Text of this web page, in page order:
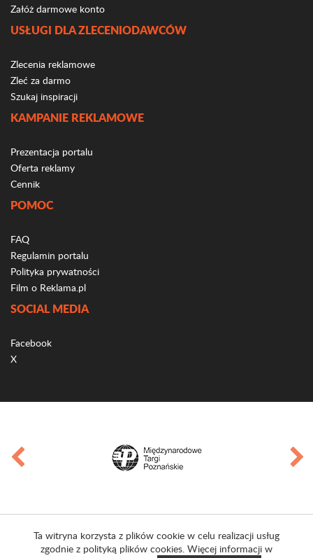
Załóż darmowe konto
USŁUGI DLA ZLECENIODAWCÓW
Zlecenia reklamowe
Zleć za darmo
Szukaj inspiracji
KAMPANIE REKLAMOWE
Prezentacja portalu
Oferta reklamy
Cennik
POMOC
FAQ
Regulamin portalu
Polityka prywatności
Film o Reklama.pl
SOCIAL MEDIA
Facebook
X
Ta witryna korzysta z plików cookie w celu realizacji usług
zgodnie z polityką plików cookies. Więcej informacji w